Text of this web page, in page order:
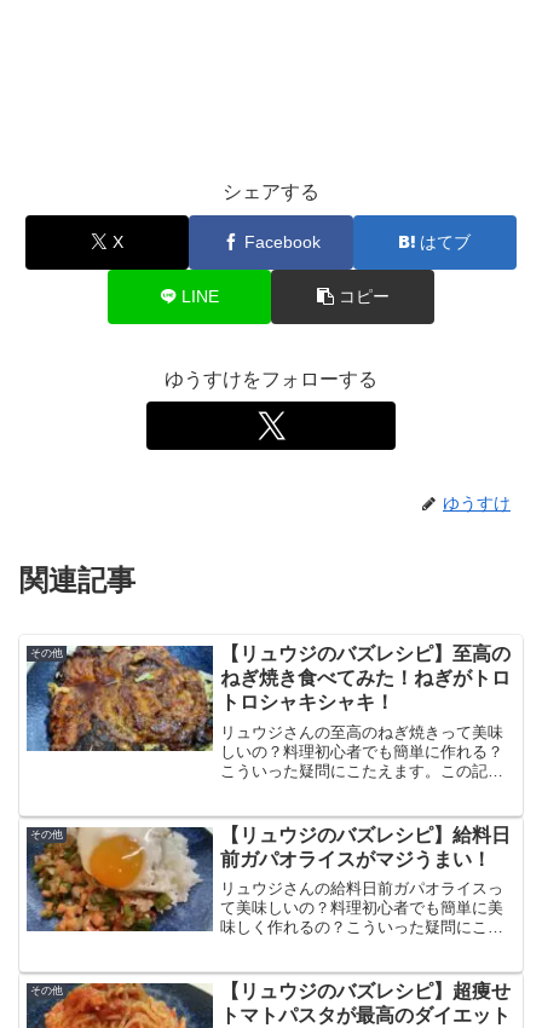
シェアする
X Facebook はてブ
LINE コピー
ゆうすけをフォローする
ゆうすけ
関連記事
その他
【リュウジのバズレシピ】至高の
ねぎ焼き食べてみた！ねぎがトロ
トロシャキシャキ！
リュウジさんの至高のねぎ焼きって美味
しいの？料理初心者でも簡単に作れる？
こういった疑問にこたえます。この記事
パリパリ、ネギはトロシャキ、さっぱり
としたレモン醤油だれで最高に旨いで
す。
その他
【リュウジのバズレシピ】給料日
前ガパオライスがマジうまい！
リュウジさんの給料日前ガパオライスっ
て美味しいの？料理初心者でも簡単に美
味しく作れるの？こういった疑問にこた
とめています。魚肉ソーセージを使って
作る格安ガパオライス！
その他
【リュウジのバズレシピ】超痩せ
トマトパスタが最高のダイエット